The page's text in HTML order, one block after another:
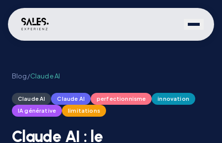
Blog/Claude AI
Claude AI Claude AI perfectionnisme
innovation
IA générative
limitations
Claude AI : le